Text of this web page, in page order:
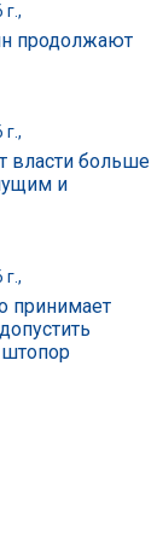
г.,
продолжают
г.,
власти больше
и
г.,
принимает